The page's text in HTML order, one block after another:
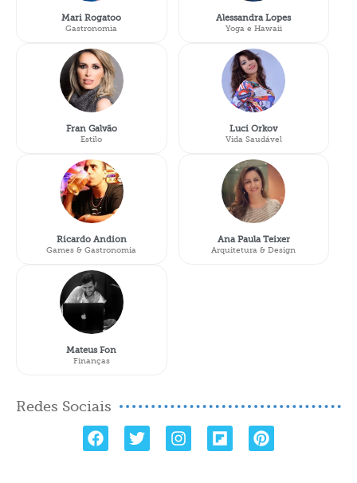
Mari Rogatoo
Gastronomia
Fran Galvão
Estilo
Ricardo Andion
Games & Gastronomia
Mateus Fon
Finanças
Alessandra Lopes
Yoga e Hawaii
Luci Orkov
Vida Saudável
Ana Paula Teixer
Arquitetura & Design
Redes Sociais